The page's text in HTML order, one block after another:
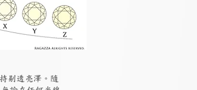
剔透亮澤。隨